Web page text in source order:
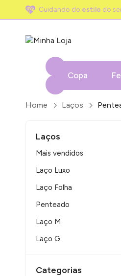
Cuidando do estilo do
Copa
Home Laços
Laços
Mais vendidos
Laço Luxo
Laço Folha
Penteado
Laço M
Laço G
Categorias